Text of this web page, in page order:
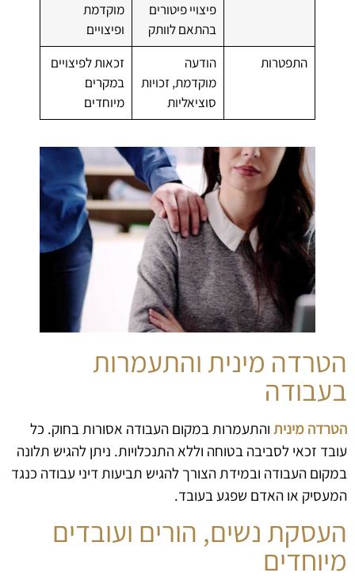
פיצויי פיטורים
בהתאם לוותק
מוקדמת
ופיצויים
התפטרות
הודעה
מוקדמת, זכויות
סוציאליות
זכאות לפיצויים
במקרים
מיוחדים
הטרדה מינית והתעמרות
בעבודה
הטרדה מינית והתעמרות במקום העבודה אסורות בחוק. כל
עובד זכאי לסביבה בטוחה וללא התנכלויות. ניתן להגיש תלונה
במקום העבודה ובמידת הצורך להגיש תביעות דיני עבודה כנגד
המעסיק או האדם שפגע בעובד.
העסקת נשים, הורים ועובדים
מיוחדים